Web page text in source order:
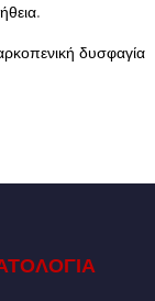
.
δυσφαγία